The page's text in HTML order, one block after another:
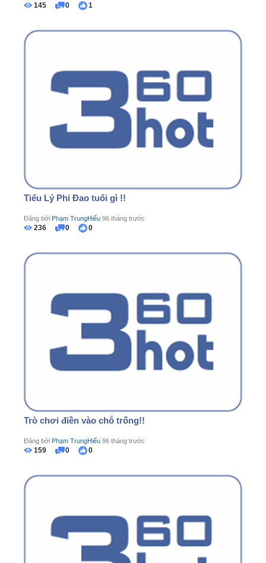
145 0 1
Tiểu Lý Phi Đao tuổi gì !!
Đăng bởi Phạm TrungHiếu 96 tháng trước
236 0 0
Trò chơi điền vào chỗ trống!!
Đăng bởi Phạm TrungHiếu 96 tháng trước
159 0 0